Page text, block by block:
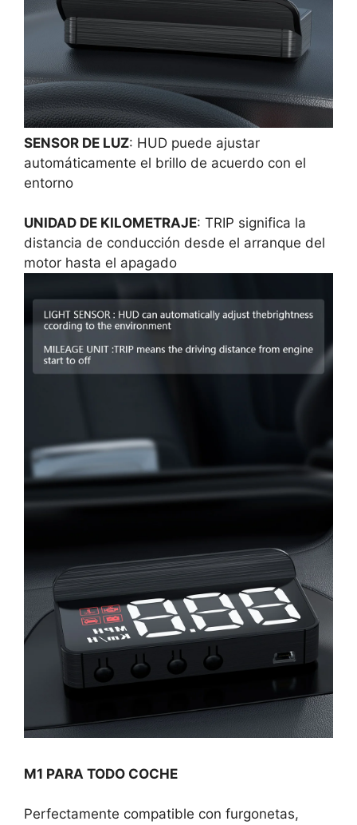
SENSOR DE LUZ: HUD puede ajustar
automáticamente el brillo de acuerdo con el
entorno
UNIDAD DE KILOMETRAJE: TRIP significa la
distancia de conducción desde el arranque del
motor hasta el apagado
M1 PARA TODO COCHE
Perfectamente compatible con furgonetas,